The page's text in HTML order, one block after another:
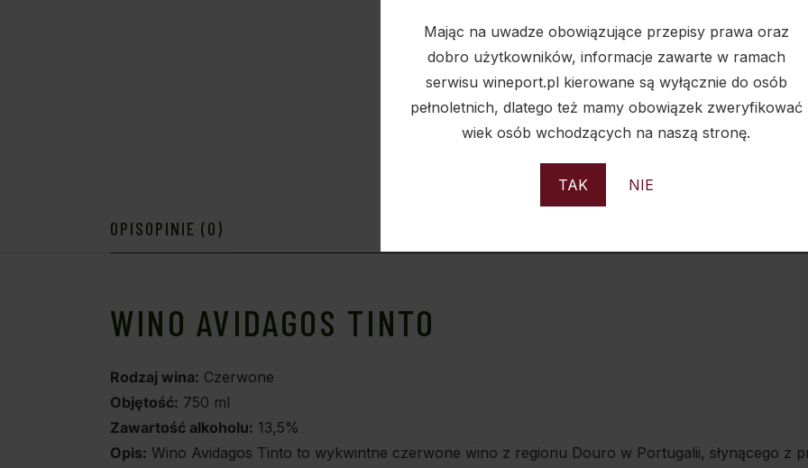
Mając na uwadze obowiązujące przepisy prawa oraz
dobro użytkowników, informacje zawarte w ramach
serwisu wineport.pl kierowane są wyłącznie do osób
pełnoletnich, dlatego też mamy obowiązek zweryfikować
wiek osób wchodzących na naszą stronę.
TAK NIE
KATEGORIA
OPISOPINIE (0)
WINO AVIDAGOS TINTO
Rodzaj wina: Czerwone
Objętość: 750 ml
Zawartość alkoholu: 13,5%
Opis: Wino Avidagos Tinto to wykwintne czerwone wino z regionu Douro w Portugalii, słynącego z